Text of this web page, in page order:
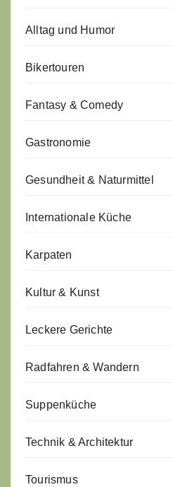
Alltag und Humor
Bikertouren
Fantasy & Comedy
Gastronomie
Gesundheit & Naturmittel
Internationale Küche
Karpaten
Kultur & Kunst
Leckere Gerichte
Radfahren & Wandern
Suppenküche
Technik & Architektur
Tourismus